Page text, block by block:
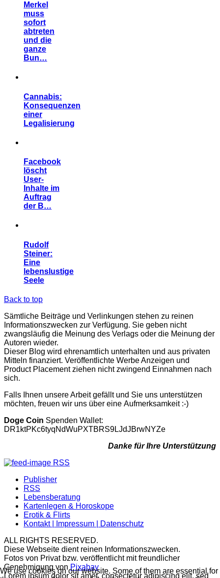
Merkel
muss
sofort
abtreten
und die
ganze
Bun…
Cannabis:
Konsequenzen
einer
Legalisierung
Facebook
löscht
User-
Inhalte im
Auftrag
der B…
Rudolf
Steiner:
Eine
lebenslustige
Seele
Back to top
Sämtliche Beiträge und Verlinkungen stehen zu reinen
Informationszwecken zur Verfügung. Sie geben nicht
zwangsläufig die Meinung des Verlags oder die Meinung der
Autoren wieder.
Dieser Blog wird ehrenamtlich unterhalten und aus privaten
Mitteln finanziert. Veröffentlichte Werbe Anzeigen und
Product Placement ziehen nicht zwingend Einnahmen nach
sich.
Falls Ihnen unsere Arbeit gefällt und Sie uns unterstützen
möchten, freuen wir uns über eine Aufmerksamkeit :-)
Doge Coin Spenden Wallet:
DR1ktPKc6tyqNdWuPXTBRS9LJdJBrwNYZe
Danke für Ihre Unterstützung
RSS
Publisher
RSS
Lebensberatung
Kartenlegen & Horoskope
Erotik & Flirts
Kontakt | Impressum | Datenschutz
ALL RIGHTS RESERVED.
Diese Webseite dient reinen Informationszwecken.
Fotos von Privat bzw. veröffentlicht mit freundlicher
Genehmigung von Pixabay
Lorem ipsum dolor sit amet, consectetur adipiscing elit, sed
We use cookies on our website. Some of them are essential for